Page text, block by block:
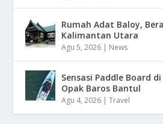
Rumah Adat Baloy,
Kalimantan Utara
Agu 5, 2026 | News
Sensasi Paddle Board
Opak Baros Bantul
Agu 4, 2026 |Travel